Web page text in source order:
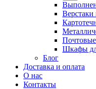
Верстаки
Шкафы
Блог
Доставка и оплата
О нас
Контакты